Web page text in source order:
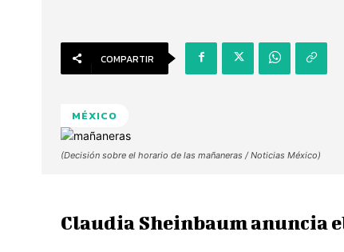
COMPARTIR
MÉXICO
(Decisión sobre el horario de las mañaneras / Noticias México)
Claudia Sheinbaum anuncia